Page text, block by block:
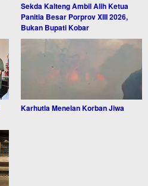
Sekda Kalteng Ambil Alih Ketua
Panitia Besar Porprov XIII 2026,
Bukan Bupati Kobar
Karhutla Menelan Korban Jiwa